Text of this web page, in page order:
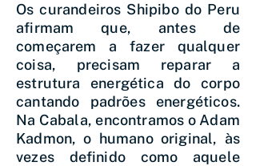
Os curandeiros Shipibo do Peru
afirmam que, antes de
começarem a fazer qualquer
coisa, precisam reparar a
estrutura energética do corpo
cantando padrões energéticos.
Na Cabala, encontramos o Adam
Kadmon, o humano original, às
vezes definido como aquele